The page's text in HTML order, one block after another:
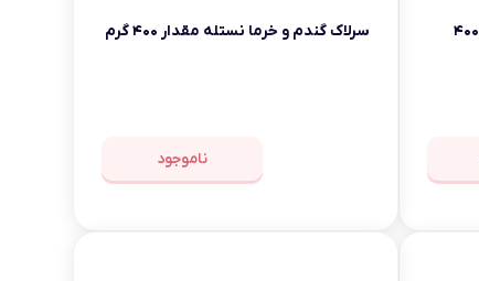
سرلاک گندم و میوه نستله مقدار ۴۰۰
سرلاک گندم و خرما نستله مقدار ۴۰۰ گرم
ناموجود